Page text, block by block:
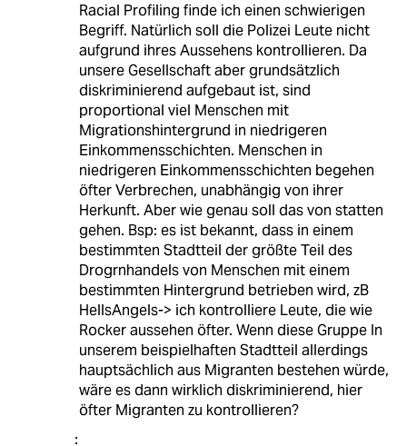
Racial Profiling finde ich einen schwierigen
Begriff. Natürlich soll die Polizei Leute nicht
aufgrund ihres Aussehens kontrollieren. Da
unsere Gesellschaft aber grundsätzlich
diskriminierend aufgebaut ist, sind
proportional viel Menschen mit
Migrationshintergrund in niedrigeren
Einkommensschichten. Menschen in
niedrigeren Einkommensschichten begehen
öfter Verbrechen, unabhängig von ihrer
Herkunft. Aber wie genau soll das von statten
gehen. Bsp: es ist bekannt, dass in einem
bestimmten Stadtteil der größte Teil des
Drogrnhandels von Menschen mit einem
bestimmten Hintergrund betrieben wird, zB
HellsAngels-> ich kontrolliere Leute, die wie
Rocker aussehen öfter. Wenn diese Gruppe In
unserem beispielhaften Stadtteil allerdings
hauptsächlich aus Migranten bestehen würde,
wäre es dann wirklich diskriminierend, hier
öfter Migranten zu kontrollieren?